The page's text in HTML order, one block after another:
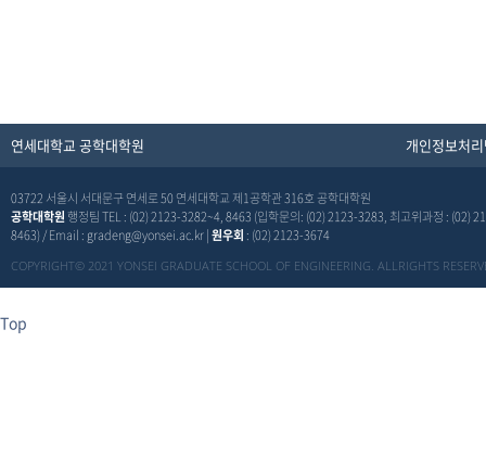
연세대학교 공학대학원 개인정보처
03722 서울시 서대문구 연세로 50 연세대학교 제1공학관 316호 공학대학원
공학대학원행정팀 TEL : (02) 2123-3282~4, 8463 (입학문의: (02) 2123-3283, 최고위과정 : (02)
8463) / Email : gradeng@yonsei.ac.kr |원우회 : (02) 2123-3674
COPYRIGHT© 2021 YONSEI GRADUATE SCHOOL OF ENGINEERING. ALLRIGHTS
Top